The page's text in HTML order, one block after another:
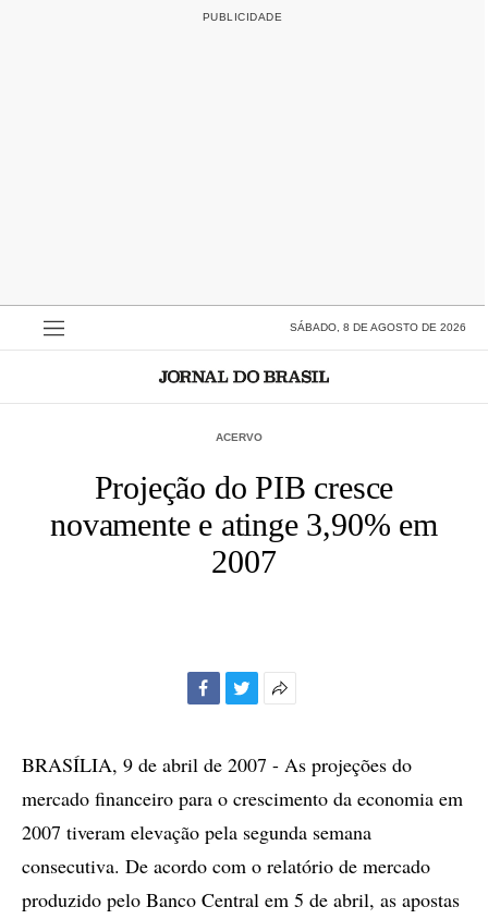
SÁBADO, 8 DE AGOSTO DE 2026
ACERVO
Projeção do PIB cresce
novamente e atinge 3,90% em
2007
compartilhamento
BRASÍLIA, 9 de abril de 2007 - As projeções do
mercado financeiro para o crescimento da economia em
2007 tiveram elevação pela segunda semana
consecutiva. De acordo com o relatório de mercado
produzido pelo Banco Central em 5 de abril, as apostas